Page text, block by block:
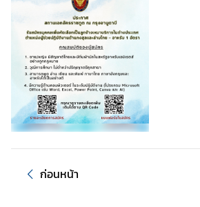
ะ
า
ศ
บ
ก่อนหน้า